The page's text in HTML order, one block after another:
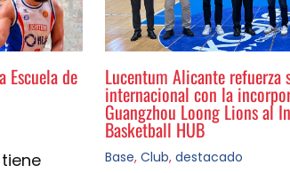
Escuela de Lucentum Alicante refuerza
internacional con la
Guangzhou Loong Lions al
Basketball HUB
Base, Club, destacado